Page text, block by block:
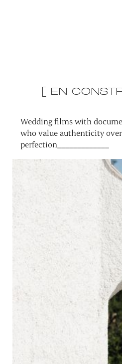
[ EN
Wedding films with
who value authenticity over
perfection_____________